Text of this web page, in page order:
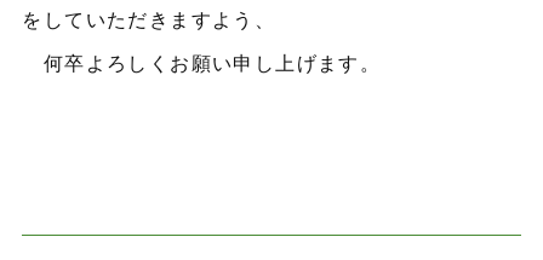
をしていただきますよう、
何卒よろしくお願い申し上げます。